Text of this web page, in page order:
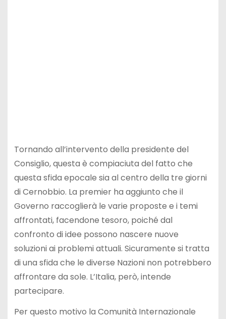
Tornando all’intervento della presidente del
Consiglio, questa è compiaciuta del fatto che
questa sfida epocale sia al centro della tre giorni
di Cernobbio. La premier ha aggiunto che il
Governo raccoglierà le varie proposte e i temi
affrontati, facendone tesoro, poiché dal
confronto di idee possono nascere nuove
soluzioni ai problemi attuali. Sicuramente si tratta
di una sfida che le diverse Nazioni non potrebbero
affrontare da sole. L’Italia, però, intende
partecipare.
Per questo motivo la Comunità Internazionale